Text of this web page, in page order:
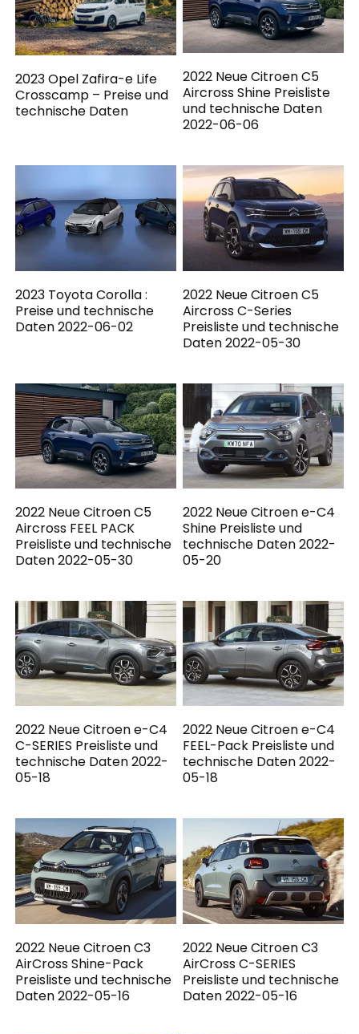
2023 Opel Zafira-e Life
Crosscamp – Preise und
technische Daten
2022 Neue Citroen C5
Aircross Shine Preisliste
und technische Daten
2022-06-06
2023 Toyota Corolla :
Preise und technische
Daten 2022-06-02
2022 Neue Citroen C5
Aircross C-Series
Preisliste und technische
Daten 2022-05-30
2022 Neue Citroen C5
Aircross FEEL PACK
Preisliste und technische
Daten 2022-05-30
2022 Neue Citroen e-C4
Shine Preisliste und
technische Daten 2022-
05-20
2022 Neue Citroen e-C4
C-SERIES Preisliste und
technische Daten 2022-
05-18
2022 Neue Citroen e-C4
FEEL-Pack Preisliste und
technische Daten 2022-
05-18
2022 Neue Citroen C3
AirCross Shine-Pack
Preisliste und technische
Daten 2022-05-16
2022 Neue Citroen C3
AirCross C-SERIES
Preisliste und technische
Daten 2022-05-16